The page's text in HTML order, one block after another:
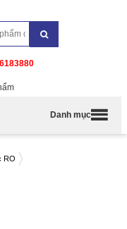
Danh mục
RO